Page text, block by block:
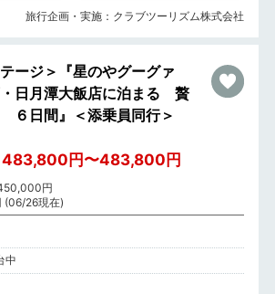
旅行企画・実施：クラブツーリズム株式会社
ージ＞『星のやグーグァ
日月潭大飯店に泊まる 贅
６日間』＜添乗員同行＞
483,800円〜483,800円
円
(06/26現在)
中